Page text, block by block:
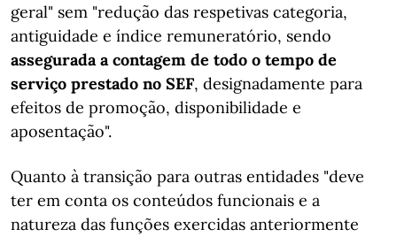
geral" sem "redução das respetivas categoria,
antiguidade e índice remuneratório, sendo
assegurada a contagem de todo o tempo de
serviço prestado no SEF, designadamente para
efeitos de promoção, disponibilidade e
aposentação".
Quanto à transição para outras entidades "deve
ter em conta os conteúdos funcionais e a
natureza das funções exercidas anteriormente